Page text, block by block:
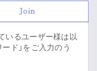
Join
いるユーザー様は以
ド」をご入力のう